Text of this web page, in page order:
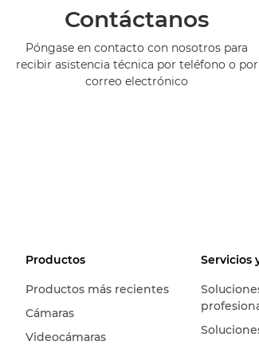
Contáctanos
Póngase en contacto con nosotros para
recibir asistencia técnica por teléfono o por
correo electrónico
Productos
Productos más recientes
Cámaras
Videocámaras
Servicios